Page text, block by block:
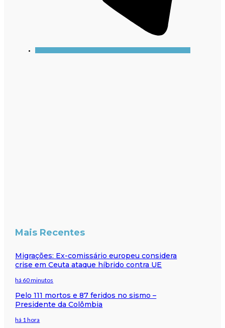
Mais Recentes
Migrações: Ex-comissário europeu considera
crise em Ceuta ataque híbrido contra UE
há 60 minutos
Pelo 111 mortos e 87 feridos no sismo –
Presidente da Colômbia
há 1 hora